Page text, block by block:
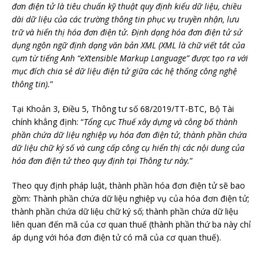
đơn điện tử là tiêu chuẩn kỹ thuật quy định kiểu dữ liệu, chiều
dài dữ liệu của các trường thông tin phục vụ truyền nhận, lưu
trữ và hiển thị hóa đơn điện tử. Định dạng hóa đơn điện tử sử
dụng ngôn ngữ định dạng văn bản XML (XML là chữ viết tắt của
cụm từ tiếng Anh “eXtensible Markup Language” được tạo ra với
mục đích chia sẻ dữ liệu điện tử giữa các hệ thống công nghệ
thông tin).”
Tại Khoản 3, Điều 5, Thông tư số 68/2019/TT-BTC, Bộ Tài
chính khẳng định: “Tổng cục Thuế xây dựng và công bố thành
phần chứa dữ liệu nghiệp vụ hóa đơn điện tử, thành phần chứa
dữ liệu chữ ký số và cung cấp công cụ hiển thị các nội dung của
hóa đơn điện tử theo quy định tại Thông tư này.”
Theo quy định pháp luật, thành phần hóa đơn điện tử sẽ bao
gồm: Thành phần chứa dữ liệu nghiệp vụ của hóa đơn điện tử;
thành phần chứa dữ liệu chữ ký số; thành phần chứa dữ liệu
liên quan đến mã của cơ quan thuế (thành phần thứ ba này chỉ
áp dụng với hóa đơn điện tử có mã của cơ quan thuế).